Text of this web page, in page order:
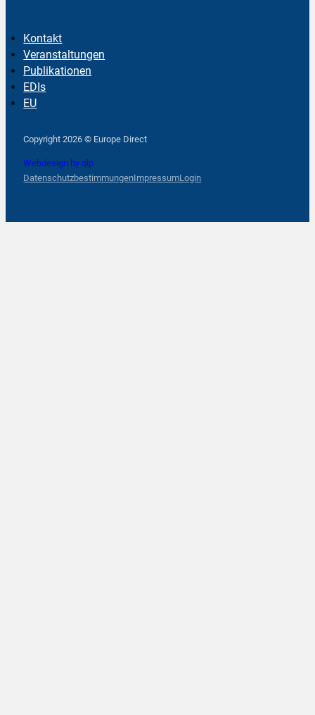
Kontakt
Veranstaltungen
Publikationen
EDIs
EU
Copyright 2026 © Europe Direct
Webdesign by qlp
DatenschutzbestimmungenImpressumLogin